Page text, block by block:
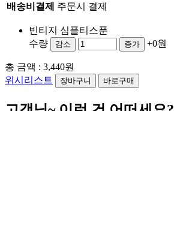
배송비결제
주문시 결제
빈티지 심플티스푼
수량
감소 증가 +0원
총 금액 : 3,440원
위시리스트
고객님~ 이런 건 어떠세요?